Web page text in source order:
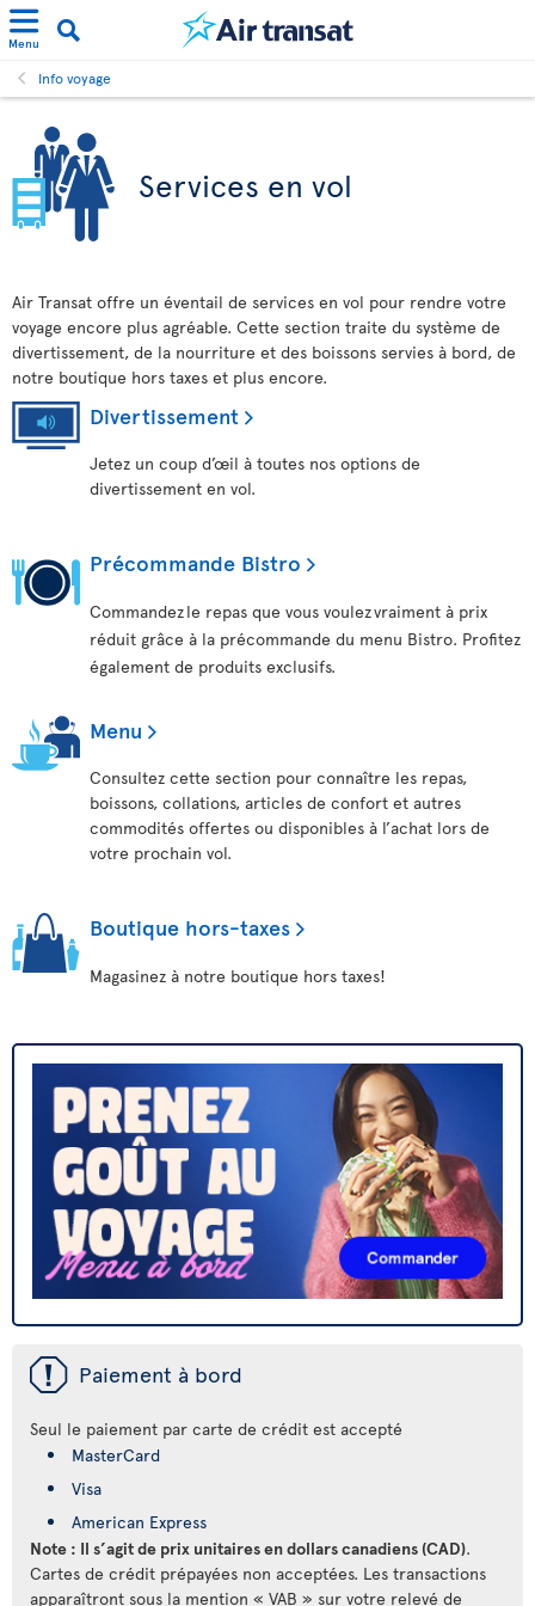
Menu
Info voyage
Services en vol
Air Transat offre un éventail de services en vol pour rendre votre
voyage encore plus agréable. Cette section traite du système de
divertissement, de la nourriture et des boissons servies à bord, de
notre boutique hors taxes et plus encore.
Divertissement
Jetez un coup d’œil à toutes nos options de
divertissement en vol.
Précommande Bistro
Commandez le repas que vous voulez vraiment à prix
réduit grâce à la précommande du menu Bistro. Profitez
également de produits exclusifs.
Menu
Consultez cette section pour connaître les repas,
boissons, collations, articles de confort et autres
commodités offertes ou disponibles à l’achat lors de
votre prochain vol.
Boutique hors-taxes
Magasinez à notre boutique hors taxes!
ü Paiement à bord
Seul le paiement par carte de crédit est accepté
MasterCard
Visa
American Express
Note : Il s’agit de prix unitaires en dollars canadiens (CAD).
Cartes de crédit prépayées non acceptées. Les transactions
apparaîtront sous la mention « VAB » sur votre relevé de